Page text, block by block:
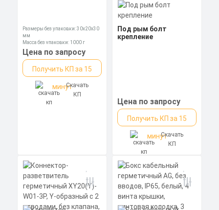
Размеры без упаковки: 30x20x30
мм
Масса без упаковки: 1000 г
Цена по запросу
Получить КП за 15
минутСкачать
КП
Под рым болт
крепление
Цена по запросу
Получить КП за 15
минутСкачать
КП